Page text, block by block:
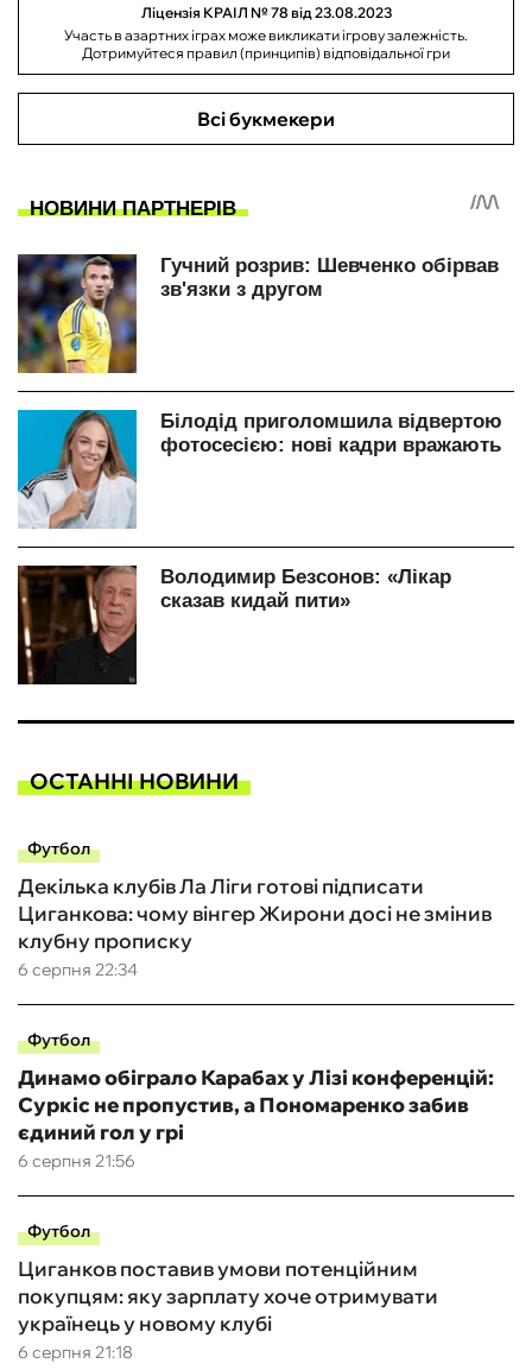
Ліцензія КРАІЛ № 78 від 23.08.2023
Участь в азартних іграх може викликати ігрову залежність.
Дотримуйтеся правил (принципів) відповідальної гри
Всі букмекери
ОСТАННІ НОВИНИ
Футбол
6 серпня 22:34
Декілька клубів Ла Ліги готові підписати
Циганкова: чому вінгер Жирони досі не змінив
клубну прописку
Футбол
6 серпня 21:56
Динамо обіграло Карабах у Лізі конференцій:
Суркіс не пропустив, а Пономаренко забив
єдиний гол у грі
Футбол
6 серпня 21:18
Циганков поставив умови потенційним
покупцям: яку зарплату хоче отримувати
українець у новому клубі